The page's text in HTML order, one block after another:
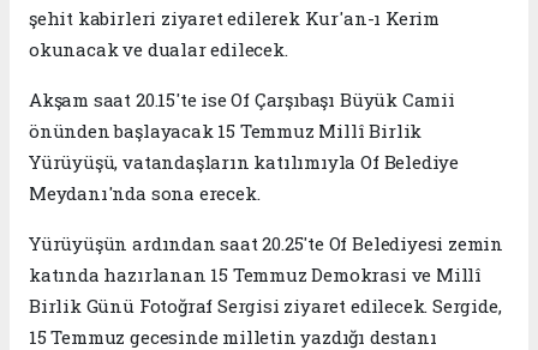
şehit kabirleri ziyaret edilerek Kur'an-ı Kerim
okunacak ve dualar edilecek.
Akşam saat 20.15'te ise Of Çarşıbaşı Büyük Camii
önünden başlayacak 15 Temmuz Millî Birlik
Yürüyüşü, vatandaşların katılımıyla Of Belediye
Meydanı'nda sona erecek.
Yürüyüşün ardından saat 20.25'te Of Belediyesi zemin
katında hazırlanan 15 Temmuz Demokrasi ve Millî
Birlik Günü Fotoğraf Sergisi ziyaret edilecek. Sergide,
15 Temmuz gecesinde milletin yazdığı destanı